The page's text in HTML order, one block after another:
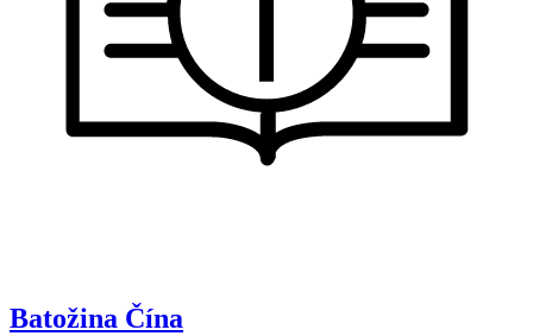
Batožina Čína